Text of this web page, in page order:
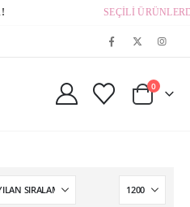
SEÇİLİ
0